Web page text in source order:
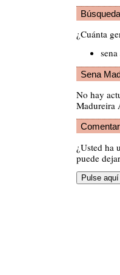
¿Cuánta
Sena
No hay
Madureira
¿Usted ha
puede